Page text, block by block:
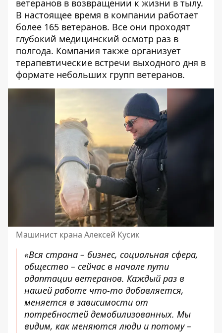
ветеранов в возвращении к жизни в тылу.
В настоящее время в компании работает
более 165 ветеранов. Все они проходят
глубокий медицинский осмотр раз в
полгода. Компания также организует
терапевтические встречи выходного дня в
формате небольших групп ветеранов.
Машинист крана Алексей Кусик
«Вся страна – бизнес, социальная сфера,
общество – сейчас в начале пути
адаптации ветеранов. Каждый раз в
нашей работе что-то добавляется,
меняется в зависимости от
потребностей демобилизованных. Мы
видим, как меняются люди и потому –